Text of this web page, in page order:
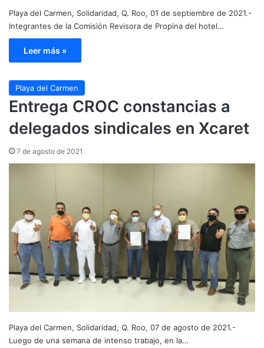
Playa del Carmen, Solidaridad, Q. Roo, 01 de septiembre de 2021.-
Integrantes de la Comisión Revisora de Propina del hotel…
Leer más »
Playa del Carmen
Entrega CROC constancias a
delegados sindicales en Xcaret
7 de agosto de 2021
Playa del Carmen, Solidaridad, Q. Roo, 07 de agosto de 2021.-
Luego de una semana de intenso trabajo, en la…